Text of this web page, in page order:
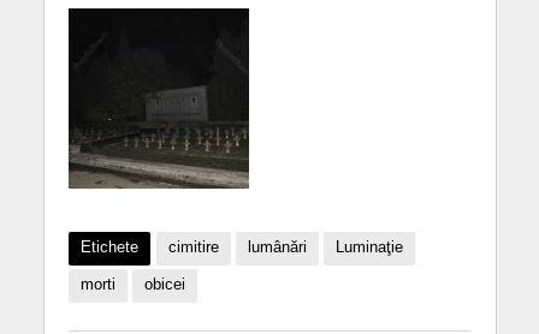
Etichete cimitire lumânări Luminaţie
morti obicei